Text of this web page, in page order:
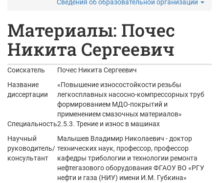
Сведения об образовательной организации
Материалы: Почес
Никита Сергеевич
Соискатель
Почес Никита Сергеевич
Название
диссертации
«Повышение износостойкости резьбы
легкосплавных насосно-компрессорных труб
формированием МДО-покрытий и
применением смазочных материалов»
Специальность2.5.3. Трение и износ в машинах
Научный
руководитель/
консультант
Малышев Владимир Николаевич - доктор
технических наук, профессор, профессор
кафедры трибологии и технологии ремонта
нефтегазового оборудования ФГАОУ ВО «РГУ
нефти и газа (НИУ) имени И.М. Губкина»